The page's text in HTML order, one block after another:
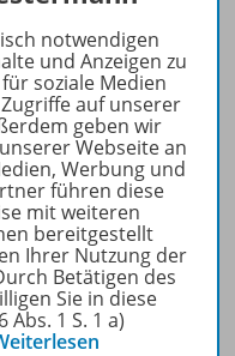
zu den
Seiten der GR:
Abo-Angeboten
Archiv
zur Zeitschrift
notwendigen
und Anzeigen zu
soziale Medien
auf unserer
geben wir
Webseite an
Werbung und
führen diese
mit weiteren
bereitgestellt
Ihrer Nutzung der
Betätigen des
Sie in diese
1 S. 1 a)